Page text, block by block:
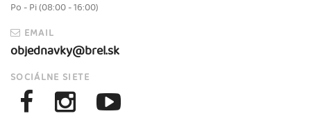
Po - Pi (08:00 - 16:00)
EMAIL
objednavky@brel.sk
SOCIÁLNE SIETE